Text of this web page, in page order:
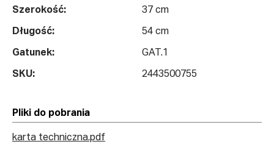
Szerokość: 37 cm
Długość: 54 cm
Gatunek: GAT.1
SKU: 2443500755
Pliki do pobrania
karta techniczna.pdf